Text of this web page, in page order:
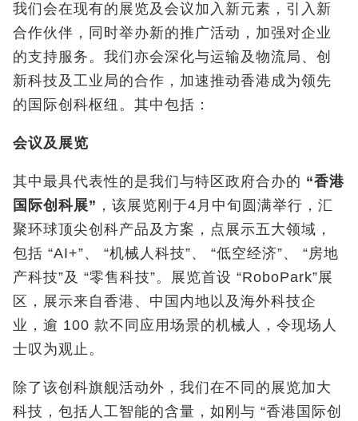
我们会在现有的展览及会议加入新元素，引入新
合作伙伴，同时举办新的推广活动，加强对企业
的支持服务。我们亦会深化与运输及物流局、创
新科技及工业局的合作，加速推动香港成为领先
的国际创科枢纽。其中包括：
会议及展览
其中最具代表性的是我们与特区政府合办的 “香港
国际创科展” ，该展览刚于4月中旬圆满举行，汇
聚环球顶尖创科产品及方案，点展示五大领域，
包括 “AI+”、 “机械人科技”、 “低空经济”、 “房地
产科技”及 “零售科技”。展览首设 “RoboPark”展
区，展示来自香港、中国内地以及海外科技企
业，逾 100 款不同应用场景的机械人，令现场人
士叹为观止。
除了该创科旗舰活动外，我们在不同的展览加大
科技，包括人工智能的含量，如刚与 “香港国际创